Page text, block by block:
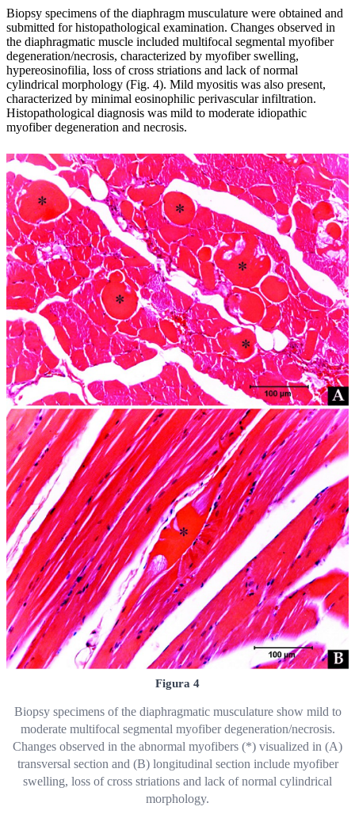
Biopsy specimens of the diaphragm musculature were obtained and
submitted for histopathological examination. Changes observed in
the diaphragmatic muscle included multifocal segmental myofiber
degeneration/necrosis, characterized by myofiber swelling,
hypereosinofilia, loss of cross striations and lack of normal
cylindrical morphology (Fig. 4). Mild myositis was also present,
characterized by minimal eosinophilic perivascular infiltration.
Histopathological diagnosis was mild to moderate idiopathic
myofiber degeneration and necrosis.
Figura 4
Biopsy specimens of the diaphragmatic musculature show mild to
moderate multifocal segmental myofiber degeneration/necrosis.
Changes observed in the abnormal myofibers (*) visualized in (A)
transversal section and (B) longitudinal section include myofiber
swelling, loss of cross striations and lack of normal cylindrical
morphology.